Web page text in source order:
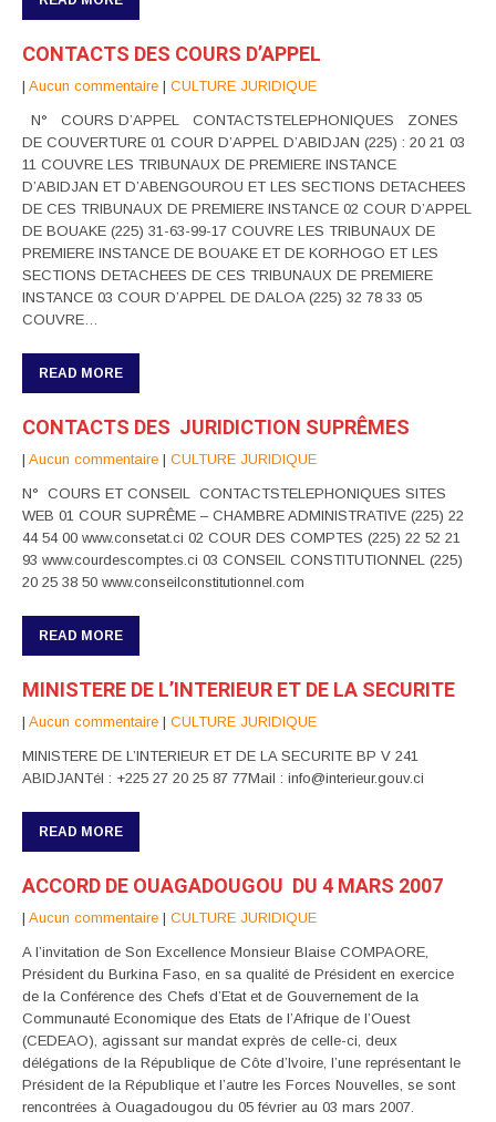
CONTACTS DES COURS D’APPEL
| Aucun commentaire | CULTURE JURIDIQUE
N° COURS D’APPEL CONTACTSTELEPHONIQUES ZONES
DE COUVERTURE 01 COUR D’APPEL D’ABIDJAN (225) : 20 21 03
11 COUVRE LES TRIBUNAUX DE PREMIERE INSTANCE
D’ABIDJAN ET D’ABENGOUROU ET LES SECTIONS DETACHEES
DE CES TRIBUNAUX DE PREMIERE INSTANCE 02 COUR D’APPEL
DE BOUAKE (225) 31-63-99-17 COUVRE LES TRIBUNAUX DE
PREMIERE INSTANCE DE BOUAKE ET DE KORHOGO ET LES
SECTIONS DETACHEES DE CES TRIBUNAUX DE PREMIERE
INSTANCE 03 COUR D’APPEL DE DALOA (225) 32 78 33 05
COUVRE…
READ MORE
CONTACTS DES JURIDICTION SUPRÊMES
| Aucun commentaire | CULTURE JURIDIQUE
N° COURS ET CONSEIL CONTACTSTELEPHONIQUES SITES
WEB 01 COUR SUPRÊME – CHAMBRE ADMINISTRATIVE (225) 22
44 54 00 www.consetat.ci 02 COUR DES COMPTES (225) 22 52 21
93 www.courdescomptes.ci 03 CONSEIL CONSTITUTIONNEL (225)
20 25 38 50 www.conseilconstitutionnel.com
READ MORE
MINISTERE DE L’INTERIEUR ET DE LA SECURITE
| Aucun commentaire | CULTURE JURIDIQUE
MINISTERE DE L’INTERIEUR ET DE LA SECURITE BP V 241
ABIDJANTél : +225 27 20 25 87 77Mail : info@interieur.gouv.ci
READ MORE
ACCORD DE OUAGADOUGOU DU 4 MARS 2007
| Aucun commentaire | CULTURE JURIDIQUE
A l’invitation de Son Excellence Monsieur Blaise COMPAORE,
Président du Burkina Faso, en sa qualité de Président en exercice
de la Conférence des Chefs d’Etat et de Gouvernement de la
Communauté Economique des Etats de l’Afrique de l’Ouest
(CEDEAO), agissant sur mandat exprès de celle-ci, deux
délégations de la République de Côte d’Ivoire, l’une représentant le
Président de la République et l’autre les Forces Nouvelles, se sont
rencontrées à Ouagadougou du 05 février au 03 mars 2007.